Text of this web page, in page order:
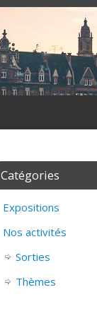
Catégories
Expositions
Nos activités
Sorties
Thèmes